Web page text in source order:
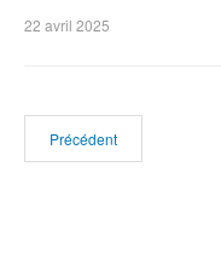
22 avril 2025
Précédent